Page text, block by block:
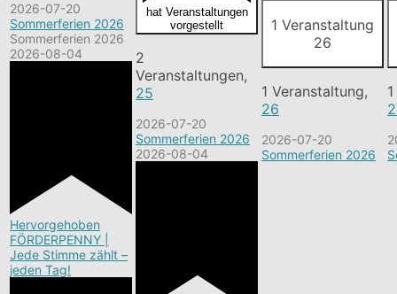
2026-07-20
Sommerferien 2026
Sommerferien 2026
2026-08-04
Hervorgehoben
FÖRDERPENNY |
Jede Stimme zählt –
jeden Tag!
hat Veranstaltungen
vorgestellt
2
Veranstaltungen,
25
2026-07-20
Sommerferien 2026
2026-08-04
1 Veranstaltung
26
1 Veranstaltung,
26
2026-07-20
Sommerferien 2026